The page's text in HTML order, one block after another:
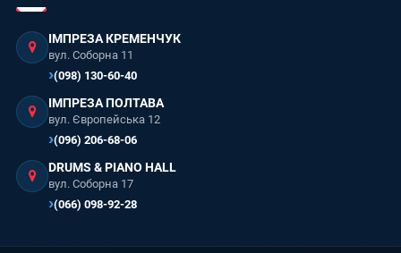
ІМПРЕЗА КРЕМЕНЧУК
вул. Соборна 11
(098) 130-60-40
ІМПРЕЗА ПОЛТАВА
вул. Європейська 12
(096) 206-68-06
DRUMS & PIANO HALL
вул. Соборна 17
(066) 098-92-28